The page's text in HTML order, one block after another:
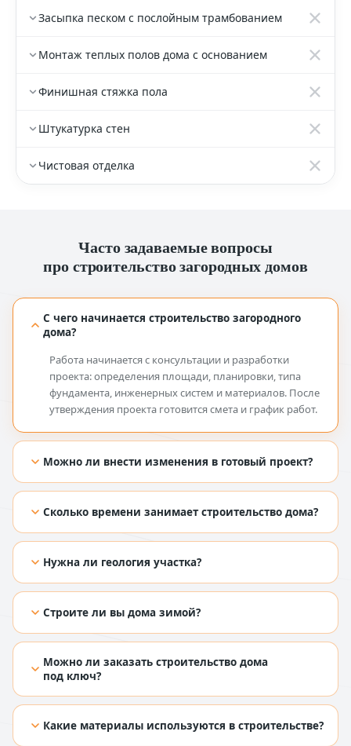
Засыпка песком с послойным трамбованием
Монтаж теплых полов дома с основанием
Финишная стяжка пола
Штукатурка стен
Чистовая отделка
Часто задаваемые вопросы
про строительство загородных домов
С чего начинается строительство загородного
дома?
Работа начинается с консультации и разработки
проекта: определения площади, планировки, типа
фундамента, инженерных систем и материалов. После
утверждения проекта готовится смета и график работ.
Можно ли внести изменения в готовый проект?
[TODO: добавить ответ из Figma]
Сколько времени занимает строительство дома?
[TODO: добавить ответ из Figma]
Нужна ли геология участка?
[TODO: добавить ответ из Figma]
Строите ли вы дома зимой?
[TODO: добавить ответ из Figma]
Можно ли заказать строительство дома
под ключ?
[TODO: добавить ответ из Figma]
Какие материалы используются в строительстве?